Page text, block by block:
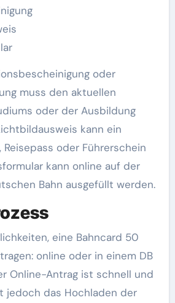
oder
muss den aktuellen
oder der Ausbildung
kann ein
Reisepass oder Führerschein
kann online auf der
Bahn ausgefüllt werden.
eine Bahncard 50
online oder in einem DB
Online-Antrag ist schnell und
jedoch das Hochladen der